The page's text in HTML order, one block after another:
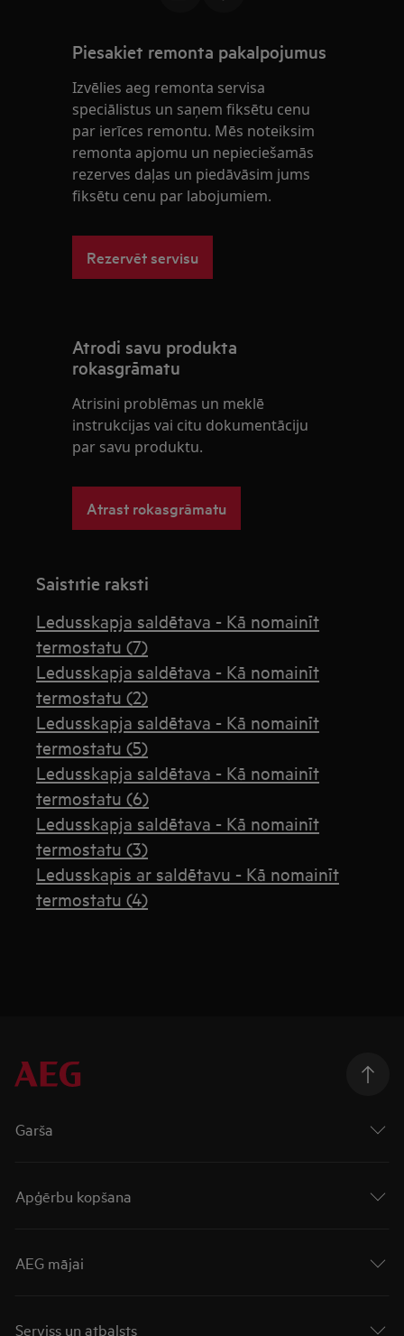
Piesakiet remonta pakalpojumus
Izvēlies aeg remonta servisa
speciālistus un saņem fiksētu cenu
par ierīces remontu. Mēs noteiksim
remonta apjomu un nepieciešamās
rezerves daļas un piedāvāsim jums
fiksētu cenu par labojumiem.
Rezervēt servisu
Atrodi savu produkta
rokasgrāmatu
Atrisini problēmas un meklē
instrukcijas vai citu dokumentāciju
par savu produktu.
Atrast rokasgrāmatu
Saistītie raksti
Ledusskapja saldētava - Kā nomainīt
termostatu (7)
Ledusskapja saldētava - Kā nomainīt
termostatu (2)
Ledusskapja saldētava - Kā nomainīt
termostatu (5)
Ledusskapja saldētava - Kā nomainīt
termostatu (6)
Ledusskapja saldētava - Kā nomainīt
termostatu (3)
Ledusskapis ar saldētavu - Kā nomainīt
termostatu (4)
Garša
Apģērbu kopšana
AEG mājai
Serviss un atbalsts